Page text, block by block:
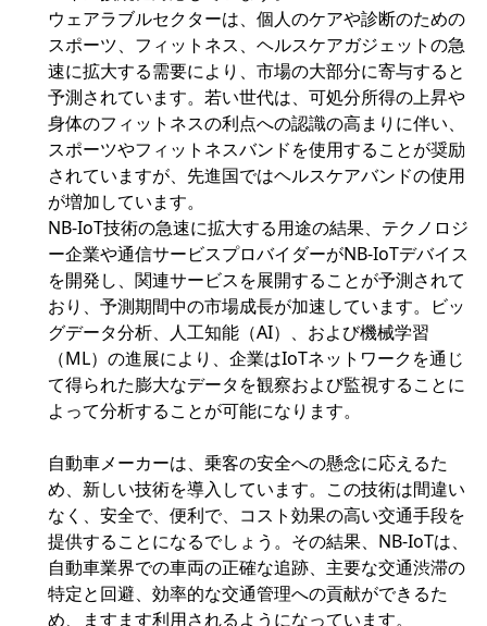
ウェアラブルセクターは、個人のケアや診断のための
スポーツ、フィットネス、ヘルスケアガジェットの急
速に拡大する需要により、市場の大部分に寄与すると
予測されています。若い世代は、可処分所得の上昇や
身体のフィットネスの利点への認識の高まりに伴い、
スポーツやフィットネスバンドを使用することが奨励
されていますが、先進国ではヘルスケアバンドの使用
が増加しています。
NB-IoT技術の急速に拡大する用途の結果、テクノロジ
ー企業や通信サービスプロバイダーがNB-IoTデバイス
を開発し、関連サービスを展開することが予測されて
おり、予測期間中の市場成長が加速しています。ビッ
グデータ分析、人工知能（AI）、および機械学習
（ML）の進展により、企業はIoTネットワークを通じ
て得られた膨大なデータを観察および監視することに
よって分析することが可能になります。
自動車メーカーは、乗客の安全への懸念に応えるた
め、新しい技術を導入しています。この技術は間違い
なく、安全で、便利で、コスト効果の高い交通手段を
提供することになるでしょう。その結果、NB-IoTは、
自動車業界での車両の正確な追跡、主要な交通渋滞の
特定と回避、効率的な交通管理への貢献ができるた
め、ますます利用されるようになっています。